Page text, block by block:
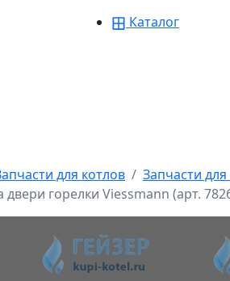
Каталог
для котлов Запчасти
горелки Viessmann (арт.